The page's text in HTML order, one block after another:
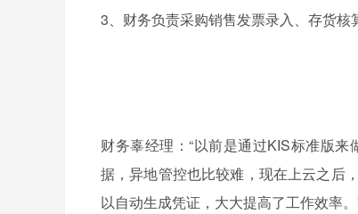
3、财务负责采购销售发票录入、存货核
财务辜经理：“以前是通过KIS标准版
据，异地管控也比较难，现在上云之后
以自动生成凭证，大大提高了工作效率。